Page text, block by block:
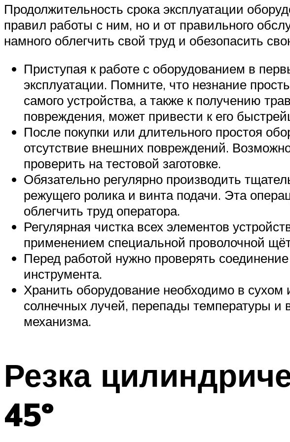
Продолжительность срока эксплуатации
правил работы с ним, но и от правильного
намного облегчить свой труд и обезопасить
Приступая к работе с оборудованием в
эксплуатации. Помните, что незнание
самого устройства, а также к получению
повреждения, может привести к его
После покупки или длительного простоя
отсутствие внешних повреждений.
проверить на тестовой заготовке.
Обязательно регулярно производить
режущего ролика и винта подачи. Эта
облегчить труд оператора.
Регулярная чистка всех элементов
применением специальной проволочной
Перед работой нужно проверять
инструмента.
Хранить оборудование необходимо в
солнечных лучей, перепады температуры и
механизма.
Резка
45º